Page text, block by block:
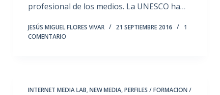
profesional de los medios. La UNESCO ha…
JESÚS MIGUEL FLORES VIVAR 21 SEPTIEMBRE 2016
1
COMENTARIO
INTERNET MEDIA LAB,NEW MEDIA,PERFILES / FORMACION /